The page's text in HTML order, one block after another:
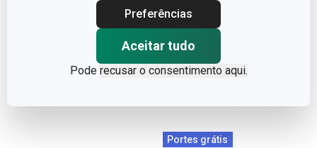
Preferências
Aceitar tudo
Pode recusar o consentimento aqui.
Portes grátis